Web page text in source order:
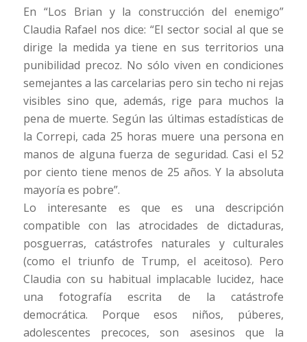
En “Los Brian y la construcción del enemigo”
Claudia Rafael nos dice: “El sector social al que se
dirige la medida ya tiene en sus territorios una
punibilidad precoz. No sólo viven en condiciones
semejantes a las carcelarias pero sin techo ni rejas
visibles sino que, además, rige para muchos la
pena de muerte. Según las últimas estadísticas de
la Correpi, cada 25 horas muere una persona en
manos de alguna fuerza de seguridad. Casi el 52
por ciento tiene menos de 25 años. Y la absoluta
mayoría es pobre”.
Lo interesante es que es una descripción
compatible con las atrocidades de dictaduras,
posguerras, catástrofes naturales y culturales
(como el triunfo de Trump, el aceitoso). Pero
Claudia con su habitual implacable lucidez, hace
una fotografía escrita de la catástrofe
democrática. Porque esos niños, púberes,
adolescentes precoces, son asesinos que la